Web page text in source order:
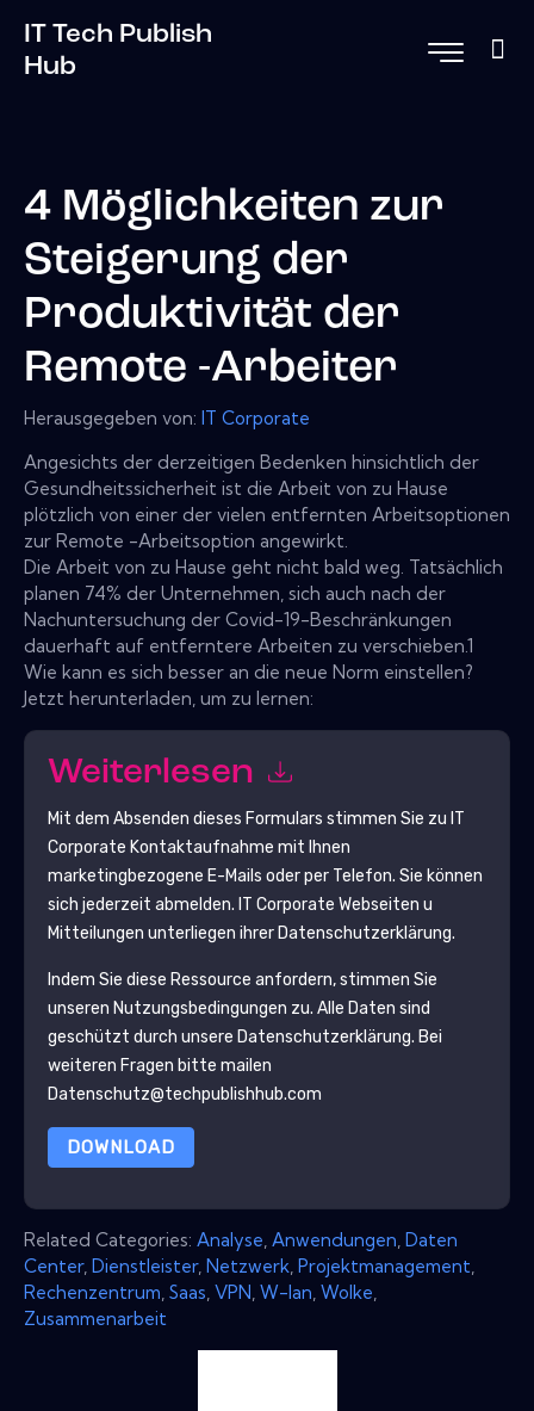
IT Tech Publish
Hub
4 Möglichkeiten zur
Steigerung der
Produktivität der
Remote -Arbeiter
Herausgegeben von: IT Corporate
Angesichts der derzeitigen Bedenken hinsichtlich der
Gesundheitssicherheit ist die Arbeit von zu Hause
plötzlich von einer der vielen entfernten Arbeitsoptionen
zur Remote -Arbeitsoption angewirkt.
Die Arbeit von zu Hause geht nicht bald weg. Tatsächlich
planen 74% der Unternehmen, sich auch nach der
Nachuntersuchung der Covid-19-Beschränkungen
dauerhaft auf entferntere Arbeiten zu verschieben.1
Wie kann es sich besser an die neue Norm einstellen?
Jetzt herunterladen, um zu lernen:
Weiterlesen
Mit dem Absenden dieses Formulars stimmen Sie zu IT
Corporate Kontaktaufnahme mit Ihnen
marketingbezogene E-Mails oder per Telefon. Sie können
sich jederzeit abmelden. IT Corporate Webseiten u
Mitteilungen unterliegen ihrer Datenschutzerklärung.
Indem Sie diese Ressource anfordern, stimmen Sie
unseren Nutzungsbedingungen zu. Alle Daten sind
geschützt durch unsere Datenschutzerklärung. Bei
weiteren Fragen bitte mailen
Datenschutz@techpublishhub.com
DOWNLOAD
Related Categories: Analyse Anwendungen Daten
Center, Dienstleister, Netzwerk Projektmanagement
Rechenzentrum Saas VPN W-lan Wolke
Zusammenarbeit